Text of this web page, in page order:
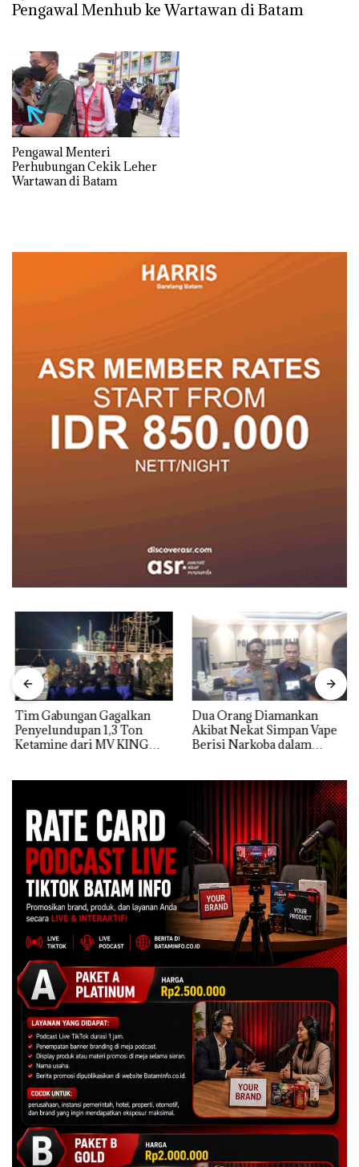
Pengawal Menhub ke Wartawan di Batam
Pengawal Menteri
Perhubungan Cekik Leher
Wartawan di Batam
Tim Gabungan Gagalkan
Penyelundupan 1,3 Ton
Ketamine dari MV KING
Dua Orang Diamankan
Akibat Nekat Simpan Vape
Berisi Narkoba dalam